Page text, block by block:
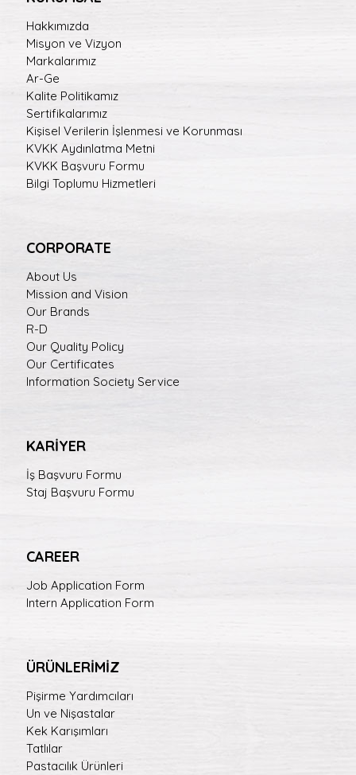
Hakkımızda
Misyon ve Vizyon
Markalarımız
Ar-Ge
Kalite Politikamız
Sertifikalarımız
Kişisel Verilerin İşlenmesi ve Korunması
KVKK Aydınlatma Metni
KVKK Başvuru Formu
Bilgi Toplumu Hizmetleri
CORPORATE
About Us
Mission and Vision
Our Brands
R-D
Our Quality Policy
Our Certificates
Information Society Service
KARİYER
İş Başvuru Formu
Staj Başvuru Formu
CAREER
Job Application Form
Intern Application Form
ÜRÜNLERİMİZ
Pişirme Yardımcıları
Un ve Nişastalar
Kek Karışımları
Tatlılar
Pastacılık Ürünleri